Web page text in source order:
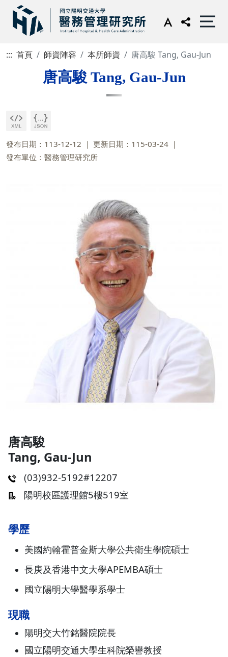
::: 首頁 師資陣容 本所師資 唐高駿 Tang, Gau-Jun
唐高駿 Tang, Gau-Jun
發布日期：113-12-12
更新日期：115-03-24
發布單位：醫務管理研究所
唐高駿
Tang, Gau-Jun
(03)932-5192#12207
陽明校區護理館5樓519室
學歷
美國約翰霍普金斯大學公共衛生學院碩士
長庚及香港中文大學APEMBA碩士
國立陽明大學醫學系學士
現職
陽明交大竹銘醫院院長
國立陽明交通大學生科院榮譽教授